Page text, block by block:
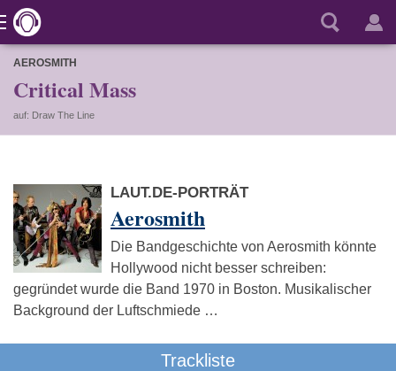
AEROSMITH
Critical Mass
auf: Draw The Line
LAUT.DE-PORTRÄT
Aerosmith
Die Bandgeschichte von Aerosmith könnte
Hollywood nicht besser schreiben:
gegründet wurde die Band 1970 in Boston. Musikalischer
Background der Luftschmiede …
Trackliste